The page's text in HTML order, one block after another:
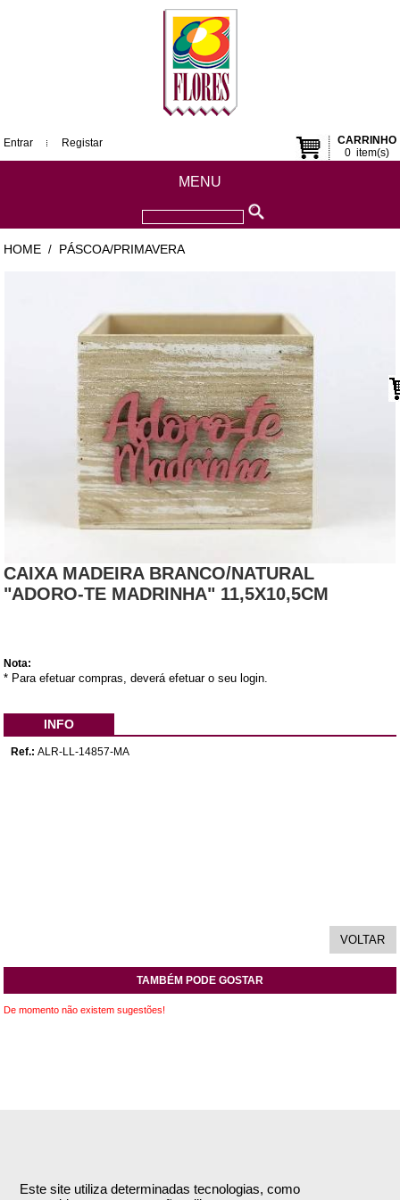
Este site utiliza determinadas tecnologias, como
CARRINHO
0item(s)
Entrar Registar
MENU
HOME / PÁSCOA/PRIMAVERA
CAIXA MADEIRA BRANCO/NATURAL
"ADORO-TE MADRINHA" 11,5X10,5CM
Nota:
* Para efetuar compras, deverá efetuar o seu login.
INFO
Ref.: ALR-LL-14857-MA
TAMBÉM PODE GOSTAR
De momento não existem sugestões!
Empresa
Encomendas & Pagamentos